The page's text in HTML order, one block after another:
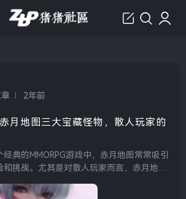
2年前
月地图三大宝藏怪物，散人玩家的
典的MMORPG游戏中，赤月地图常常吸引
挑战。尤其是对散人玩家而言，赤月地图
富的掉落物品，从而成为散人玩家追...